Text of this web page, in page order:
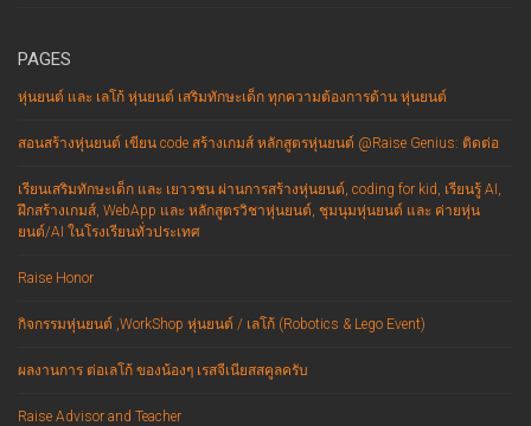
PAGES
หุ่นยนต์ และ เลโก้ หุ่นยนต์ เสริมทักษะเด็ก ทุกความต้องการด้าน หุ่นยนต์
สอนสร้างหุ่นยนต์ เขียน code สร้างเกมส์ หลักสูตรหุ่นยนต์ @Raise Genius: ติดต่อ
เรียนเสริมทักษะเด็ก และ เยาวชน ผ่านการสร้างหุ่นยนต์, coding for kid, เรียนรู้ AI,
ฝึกสร้างเกมส์, WebApp และ หลักสูตรวิชาหุ่นยนต์, ชุมนุมหุ่นยนต์ และ ค่ายหุ่น
ยนต์/AI ในโรงเรียนทั่วประเทศ
Raise Honor
กิจกรรมหุ่นยนต์ ,WorkShop หุ่นยนต์ / เลโก้ (Robotics & Lego Event)
ผลงานการ ต่อเลโก้ ของน้องๆ เรสจีเนียสสคูลครับ
Raise Advisor and Teacher